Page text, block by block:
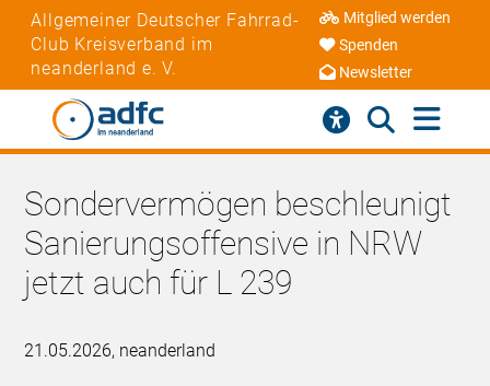
Allgemeiner Deutscher Fahrrad-
Club Kreisverband im
neanderland e. V.
Mitglied werden
Spenden
Newsletter
Sondervermögen beschleunigt
Sanierungsoffensive in NRW
jetzt auch für L 239
21.05.2026, neanderland